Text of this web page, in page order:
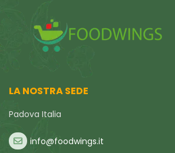
LA NOSTRA SEDE
Padova Italia
info@foodwings.it